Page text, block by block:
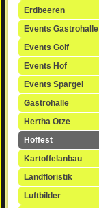
Erdbeeren
Events Gastrohalle
Events Golf
Events Hof
Events Spargel
Gastrohalle
Hertha Otze
Hoffest
Kartoffelanbau
Landfloristik
Luftbilder